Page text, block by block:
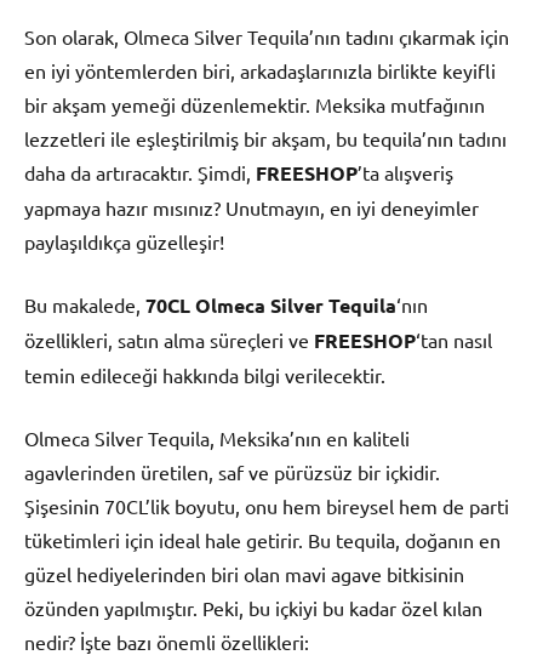
Son olarak, Olmeca Silver Tequila’nın tadını çıkarmak için
en iyi yöntemlerden biri, arkadaşlarınızla birlikte keyifli
bir akşam yemeği düzenlemektir. Meksika mutfağının
lezzetleri ile eşleştirilmiş bir akşam, bu tequila’nın tadını
daha da artıracaktır. Şimdi, FREESHOP’ta alışveriş
yapmaya hazır mısınız? Unutmayın, en iyi deneyimler
paylaşıldıkça güzelleşir!
Bu makalede, 70CL Olmeca Silver Tequila‘nın
özellikleri, satın alma süreçleri ve FREESHOP‘tan nasıl
temin edileceği hakkında bilgi verilecektir.
Olmeca Silver Tequila, Meksika’nın en kaliteli
agavlerinden üretilen, saf ve pürüzsüz bir içkidir.
Şişesinin 70CL’lik boyutu, onu hem bireysel hem de parti
tüketimleri için ideal hale getirir. Bu tequila, doğanın en
güzel hediyelerinden biri olan mavi agave bitkisinin
özünden yapılmıştır. Peki, bu içkiyi bu kadar özel kılan
nedir? İşte bazı önemli özellikleri: